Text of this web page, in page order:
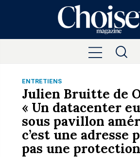
ENTRETIENS
Julien Bruitte de
« Un datacenter
sous pavillon
c’est une adresse
pas une